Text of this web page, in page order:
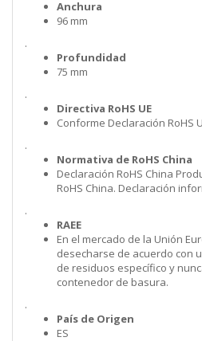
Anchura
96 mm
.
Profundidad
75 mm
.
Directiva RoHS UE
Conforme Declaración RoHS
.
Normativa de RoHS China
Declaración RoHS China
RoHS China. Declaración
.
RAEE
En el mercado de la Unión
desecharse de acuerdo con
de residuos específico y
contenedor de basura.
.
País de Origen
ES